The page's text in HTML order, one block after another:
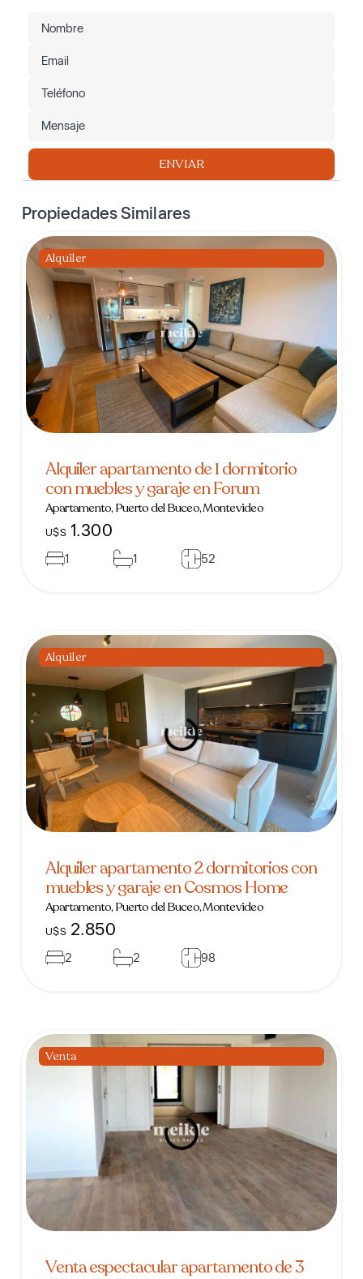
ENVIAR
Propiedades Similares
Alquiler
Alquiler apartamento de 1 dormitorio
con muebles y garaje en Forum
Apartamento, Puerto del Buceo, Montevideo
U$S 1.300
1 1 52
Alquiler
Alquiler apartamento 2 dormitorios con
muebles y garaje en Cosmos Home
Apartamento, Puerto del Buceo, Montevideo
U$S 2.850
2 2 98
Venta
Venta espectacular apartamento de 3